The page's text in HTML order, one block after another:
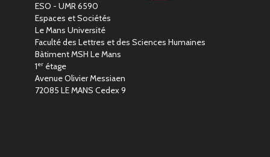
ESO - UMR 6590
Espaces et Sociétés
Le Mans Université
Faculté des Lettres et des Sciences Humaines
Bàtiment MSH Le Mans
1er étage
Avenue Olivier Messiaen
72085 LE MANS Cedex 9